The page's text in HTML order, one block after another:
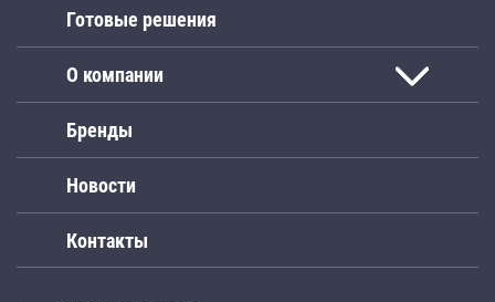
Готовые решения
О компании
Бренды
Новости
Контакты